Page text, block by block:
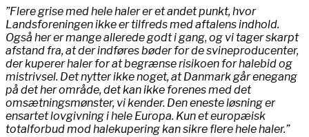
”Flere grise med hele haler er et andet punkt, hvor
Landsforeningen ikke er tilfreds med aftalens indhold.
Også her er mange allerede godt i gang, og vi tager skarpt
afstand fra, at der indføres bøder for de svineproducenter,
der kuperer haler for at begrænse risikoen for halebid og
mistrivsel. Det nytter ikke noget, at Danmark går enegang
på det her område, det kan ikke forenes med det
omsætningsmønster, vi kender. Den eneste løsning er
ensartet lovgivning i hele Europa. Kun et europæisk
totalforbud mod halekupering kan sikre flere hele haler.”